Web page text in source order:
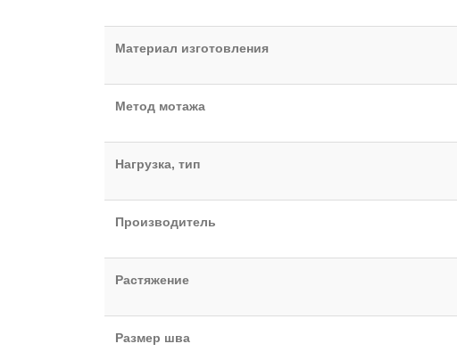
Материал изготовления
Метод мотажа
Нагрузка, тип
Производитель
Растяжение
Размер шва